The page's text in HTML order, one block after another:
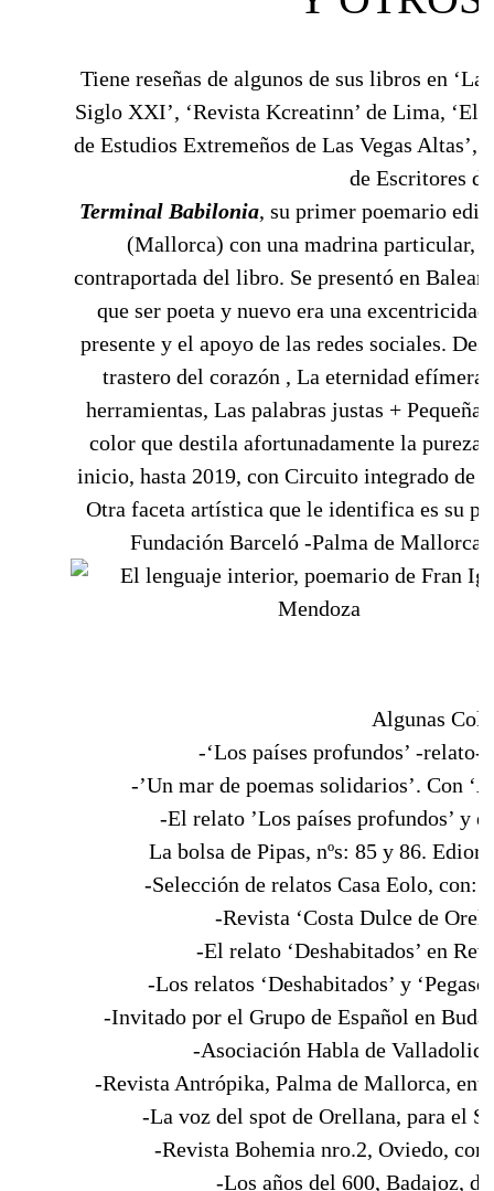
Tiene reseñas de algunos de sus libros en
Siglo XXI’, ‘Revista Kcreatinn’ de Lima, ‘El
de Estudios Extremeños de Las Vegas Altas’,
de Escritores
Terminal Babilonia, su primer poemario
(Mallorca) con una madrina particular,
contraportada del libro. Se presentó en
que ser poeta y nuevo era una
presente y el apoyo de las redes sociales.
trastero del corazón , La eternidad
herramientas, Las palabras justas +
color que destila afortunadamente la pureza,
inicio, hasta 2019, con Circuito integrado de
Otra faceta artística que le identifica es su
Fundación Barceló -Palma de
Algunas
-‘Los países profundos’ -
-’Un mar de poemas solidarios’. Con
-El relato ’Los países profundos’ y
La bolsa de Pipas, nºs: 85 y 86.
-Selección de relatos Casa Eolo, con:
-Revista ‘Costa Dulce de
-El relato ‘Deshabitados’ en
-Los relatos ‘Deshabitados’ y
-Invitado por el Grupo de Español en
-Asociación Habla de
-Revista Antrópika, Palma de Mallorca,
-La voz del spot de Orellana, para el
-Revista Bohemia nro.2, Oviedo, con
-Los años del 600, Badajoz,